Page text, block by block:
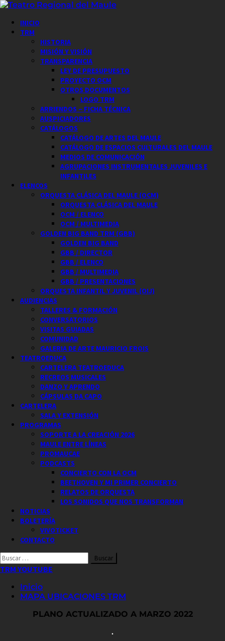
Saltar
contenido
Menú
principal
INICIO
TRM
HISTORIA
MISIÓN Y VISIÓN
TRANSPARENCIA
LEY DE PRESUPUESTO
PROYECTO OCM
OTROS DOCUMENTOS
LOGO TRM
ARRIENDOS – FICHA TÉCNICA
AUSPICIADORES
CATÁLOGOS
CATÁLOGO DE ARTES DEL MAULE
CATÁLOGO DE ESPACIOS CULTURALES DEL MAULE
MEDIOS DE COMUNICACIÓN
AGRUPACIONES INSTRUMENTALES JUVENILES E
INFANTILES
ELENCOS
ORQUESTA CLÁSICA DEL MAULE (OCM)
ORQUESTA CLÁSICA DEL MAULE
OCM / ELENCO
OCM / MULTIMEDIA
GOLDEN BIG BAND TRM (GBB)
GOLDEN BIG BAND
GBB / DIRECTOR
GBB / ELENCO
GBB / MULTIMEDIA
GBB / PRESENTACIONES
ORQUESTA INFANTIL Y JUVENIL (OIJ)
AUDIENCIAS
TALLERES & FORMACIÓN
CONVERSATORIOS
VISITAS GUIADAS
COMUNIDAD
GALERIA DE ARTE MAURICIO FROIS
TEATROEDUCA
CARTELERA TEATROEDUCA
RECREOS MUSICALES
DANZO Y APRENDO
CÁPSULAS DA CAPO
CARTELERA
SALA Y EXTENSIÓN
PROGRAMAS
SOPORTE A LA CREACIÓN 2026
MAULE ENTRE LÍNEAS
PROMAUCAE
PODCASTS
CONCIERTO CON LA OCM
BEETHOVEN Y MI PRIMER CONCIERTO
RELATOS DE ORQUESTA
LOS SONIDOS QUE NOS TRANSFORMAN
NOTICIAS
BOLETERÍA
VIVOTICKET
CONTACTO
Buscar
por:
TRM YOUTUBE
Inicio
MAPA UBICACIONES TRM
PLANO ACTUALIZADO A MARZO 2022
.